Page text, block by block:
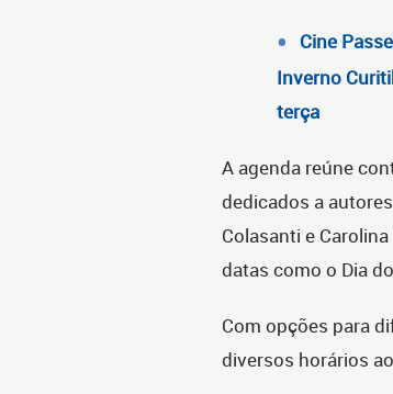
Cine
Inverno
terça
A agenda reúne
dedicados a
Colasanti e
datas como o Dia
Com opções para
diversos horários